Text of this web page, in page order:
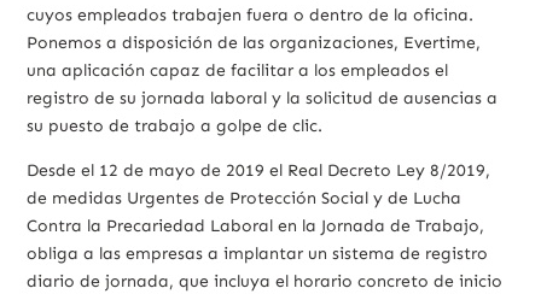
cuyos empleados trabajen fuera o dentro de la oficina.
Ponemos a disposición de las organizaciones, Evertime,
una aplicación capaz de facilitar a los empleados el
registro de su jornada laboral y la solicitud de ausencias a
su puesto de trabajo a golpe de clic.
Desde el 12 de mayo de 2019 el Real Decreto Ley 8/2019,
de medidas Urgentes de Protección Social y de Lucha
Contra la Precariedad Laboral en la Jornada de Trabajo,
obliga a las empresas a implantar un sistema de registro
diario de jornada, que incluya el horario concreto de inicio